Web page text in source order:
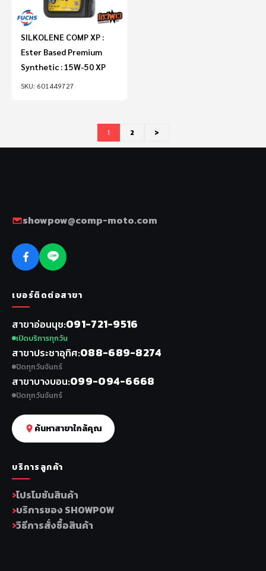
601449727
SILKOLENE COMP XP :
Ester Based Premium
Synthetic : 15W-50 XP
1 2 >
showpow@comp-moto.com
เบอร์ติดต่อสาขา
สาขาอ่อนนุช 091-721-9516
เปิดบริการทุกวัน
สาขาประชาอุทิศ 088-689-8274
ปิดทุกวันจันทร์
สาขาบางบอน 099-094-6668
ปิดทุกวันจันทร์
ค้นหาสาขาใกล้คุณ
บริการลูกค้า
โปรโมชันสินค้า
บริการของ SHOWPOW
วิธีการสั่งซื้อสินค้า